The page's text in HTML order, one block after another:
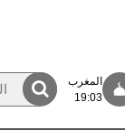
المغرب
19:03